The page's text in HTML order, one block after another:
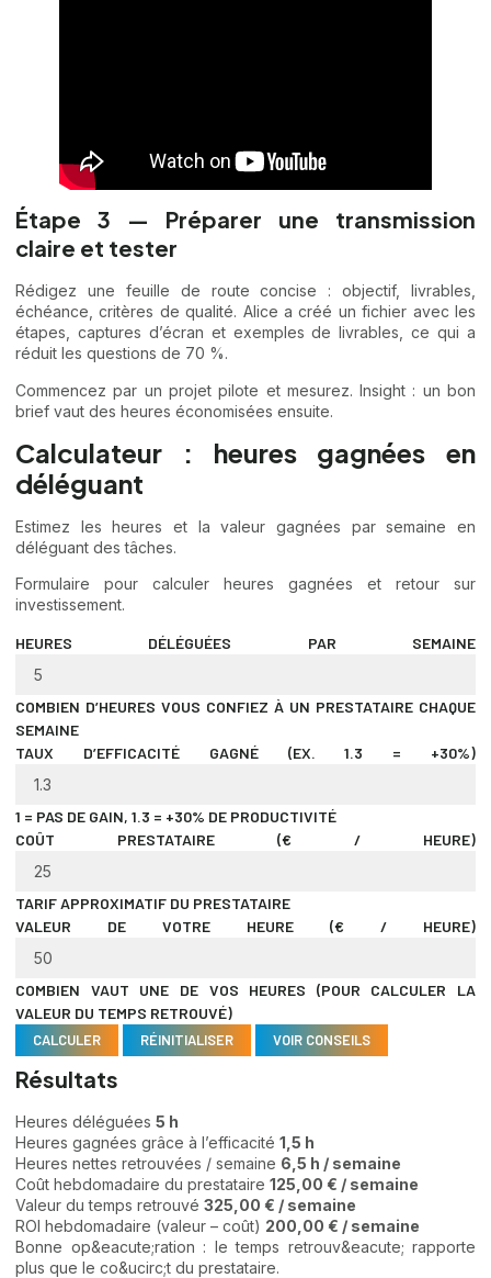
Étape 3 — Préparer une transmission
claire et tester
Rédigez une feuille de route concise : objectif, livrables,
échéance, critères de qualité. Alice a créé un fichier avec les
étapes, captures d’écran et exemples de livrables, ce qui a
réduit les questions de 70 %.
Commencez par un projet pilote et mesurez. Insight : un bon
brief vaut des heures économisées ensuite.
Calculateur : heures gagnées en
déléguant
Estimez les heures et la valeur gagnées par semaine en
déléguant des tâches.
Formulaire pour calculer heures gagnées et retour sur
investissement.
HEURES DÉLÉGUÉES PAR SEMAINE
COMBIEN D’HEURES VOUS CONFIEZ À UN PRESTATAIRE CHAQUE
SEMAINE
TAUX D’EFFICACITÉ GAGNÉ (EX. 1.3 = +30%)
1 = PAS DE GAIN, 1.3 = +30% DE PRODUCTIVITÉ
COÛT PRESTATAIRE (€ / HEURE)
TARIF APPROXIMATIF DU PRESTATAIRE
VALEUR DE VOTRE HEURE (€ / HEURE)
COMBIEN VAUT UNE DE VOS HEURES (POUR CALCULER LA
VALEUR DU TEMPS RETROUVÉ)
CALCULER RÉINITIALISER VOIR CONSEILS
Résultats
Heures déléguées 5 h
Heures gagnées grâce à l’efficacité 1,5 h
Heures nettes retrouvées / semaine 6,5 h / semaine
Coût hebdomadaire du prestataire 125,00 € / semaine
Valeur du temps retrouvé 325,00 € / semaine
ROI hebdomadaire (valeur – coût) 200,00 € / semaine
Bonne op&eacute;ration : le temps retrouv&eacute; rapporte
plus que le co&ucirc;t du prestataire.